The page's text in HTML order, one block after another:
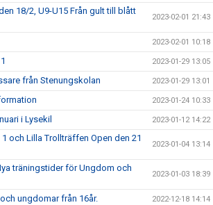
18/2, U9-U15 Från gult till blått
2023-02-01 21:43
2023-02-01 10:18
2023-01-29 13:05
från Stenungskolan 2023-01-29 13:01
2023-01-24 10:33
i Lysekil 2023-01-12 14:22
och Lilla Trollträffen Open den 21
2023-01-04 13:14
träningstider för Ungdom och
2023-01-03 18:39
ungdomar från 16år. 2022-12-18 14:14